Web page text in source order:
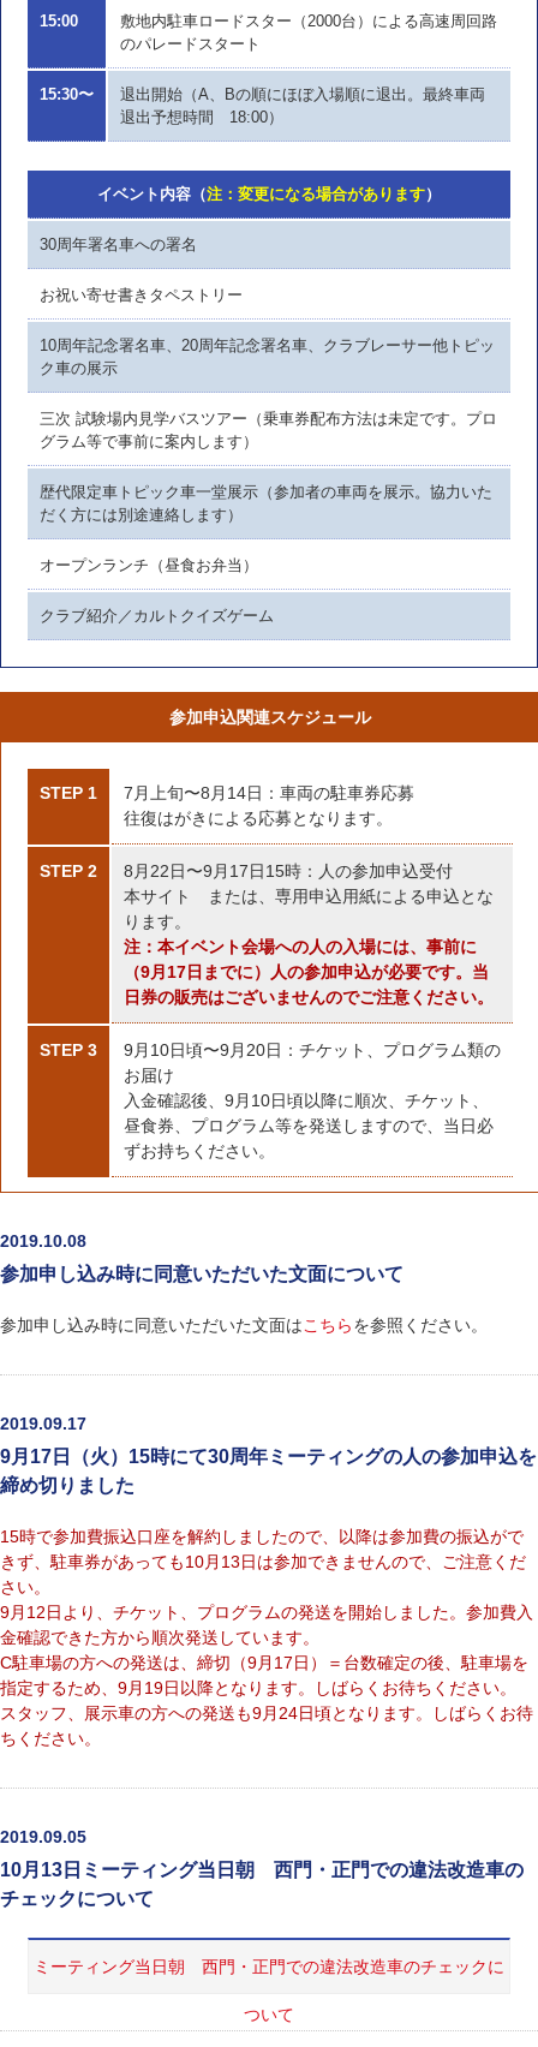
15:00
敷地内駐車ロードスター（2000台）による高速周回路
のパレードスタート
15:30〜
退出開始（A、Bの順にほぼ入場順に退出。最終車両
退出予想時間 18:00）
イベント内容（注：変更になる場合があります）
30周年署名車への署名
お祝い寄せ書きタペストリー
10周年記念署名車、20周年記念署名車、クラブレーサー他トピッ
ク車の展示
三次 試験場内見学バスツアー（乗車券配布方法は未定です。プロ
グラム等で事前に案内します）
歴代限定車トピック車一堂展示（参加者の車両を展示。協力いた
だく方には別途連絡します）
オープンランチ（昼食お弁当）
クラブ紹介／カルトクイズゲーム
参加申込関連スケジュール
STEP 1
7月上旬〜8月14日：車両の駐車券応募
往復はがきによる応募となります。
STEP 2
8月22日〜9月17日15時：人の参加申込受付
本サイト または、専用申込用紙による申込とな
ります。
注：本イベント会場への人の入場には、事前に
（9月17日までに）人の参加申込が必要です。当
日券の販売はございませんのでご注意ください。
STEP 3
9月10日頃〜9月20日：チケット、プログラム類の
お届け
入金確認後、9月10日頃以降に順次、チケット、
昼食券、プログラム等を発送しますので、当日必
ずお持ちください。
2019.10.08
参加申し込み時に同意いただいた文面について
参加申し込み時に同意いただいた文面はこちらを参照ください。
2019.09.17
9月17日（火）15時にて30周年ミーティングの人の参加申込を
締め切りました
15時で参加費振込口座を解約しましたので、以降は参加費の振込がで
きず、駐車券があっても10月13日は参加できませんので、ご注意くだ
さい。
9月12日より、チケット、プログラムの発送を開始しました。参加費入
金確認できた方から順次発送しています。
C駐車場の方への発送は、締切（9月17日）＝台数確定の後、駐車場を
指定するため、9月19日以降となります。しばらくお待ちください。
スタッフ、展示車の方への発送も9月24日頃となります。しばらくお待
ちください。
2019.09.05
10月13日ミーティング当日朝 西門・正門での違法改造車の
チェックについて
ミーティング当日朝 西門・正門での違法改造車のチェックに
ついて